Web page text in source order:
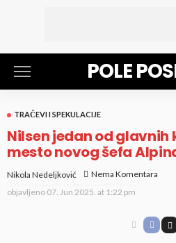
POLE
TRAČEVI I SPEKULACIJE
Nilsen jedan od
mesto novog šefa
Nikola Nedeljković
Nema Komentara
objavljeno 07. Jun 2025. at 1:22 pm